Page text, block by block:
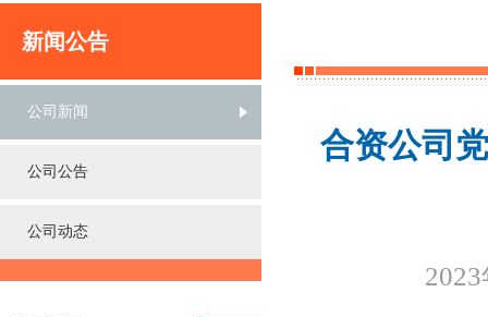
新闻公告
公司新闻
公司公告
公司动态
合资公司